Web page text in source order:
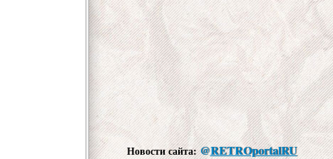
Новости сайта:@RETROportalRU